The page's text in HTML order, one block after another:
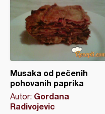
Musaka od pečenih
pohovanih paprika
Autor: Gordana
Radivojevic